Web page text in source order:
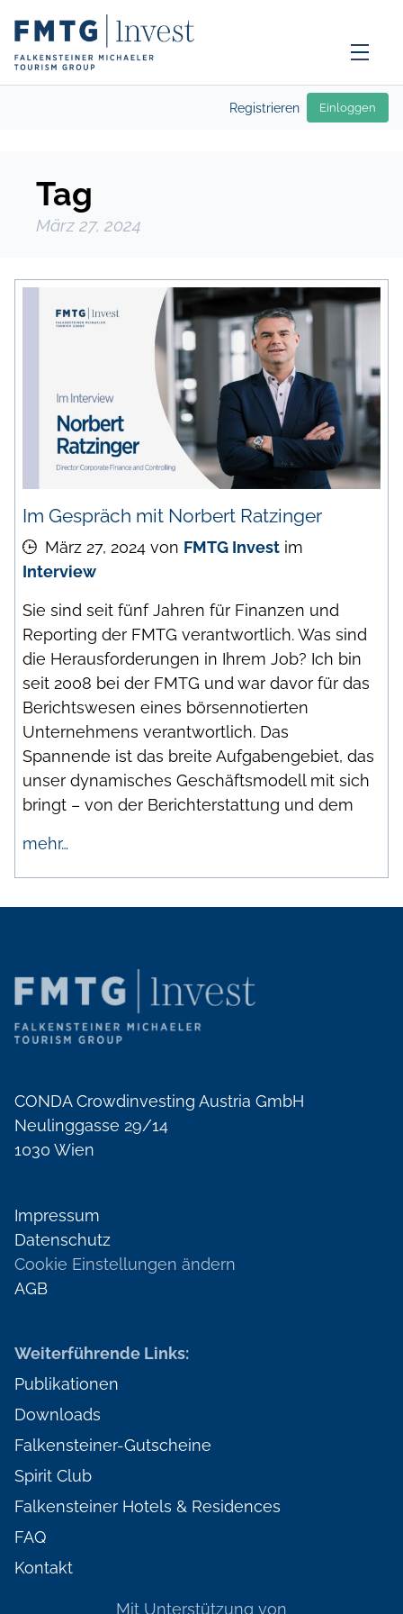
Registrieren Einloggen
Tag
März 27, 2024
Im Gespräch mit Norbert Ratzinger
März 27, 2024 von FMTG Invest im
Interview
Sie sind seit fünf Jahren für Finanzen und
Reporting der FMTG verantwortlich. Was sind
die Herausforderungen in Ihrem Job? Ich bin
seit 2008 bei der FMTG und war davor für das
Berichtswesen eines börsennotierten
Unternehmens verantwortlich. Das
Spannende ist das breite Aufgabengebiet, das
unser dynamisches Geschäftsmodell mit sich
bringt – von der Berichterstattung und dem
mehr…
CONDA Crowdinvesting Austria GmbH
Neulinggasse 29/14
1030 Wien
Impressum
Datenschutz
Cookie Einstellungen ändern
AGB
Weiterführende Links:
Publikationen
Downloads
Falkensteiner-Gutscheine
Spirit Club
Falkensteiner Hotels & Residences
FAQ
Kontakt
Mit Unterstützung von